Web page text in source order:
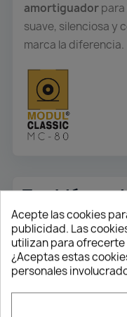
amortiguador
suave, silenciosa y
marca la diferencia.
También
Acepte las cookies
publicidad. Las
utilizan para
¿Aceptas estas
personales